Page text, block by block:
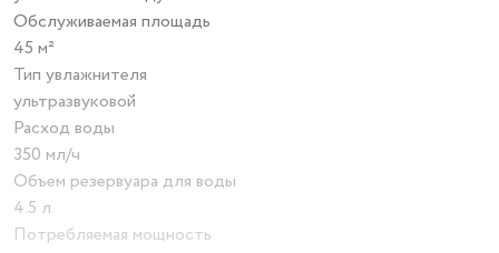
Обслуживаемая площадь
45 м²
Тип увлажнителя
ультразвуковой
Расход воды
350 мл/ч
Объем резервуара для воды
4.5 л
Потребляемая мощность